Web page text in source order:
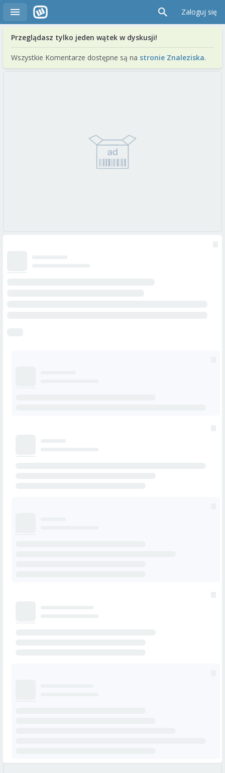
Zaloguj się
Przeglądasz tylko jeden wątek w dyskusji!
Wszystkie Komentarze dostępne są na stronie Znaleziska.